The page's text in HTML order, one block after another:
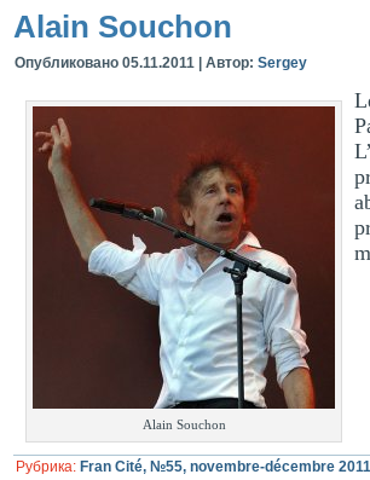
Alain Souchon
Опубликовано 05.11.2011 Автор: Sergey
Alain Souchon
Рубрика: Fran Cité, №55, novembre-décembre 2011